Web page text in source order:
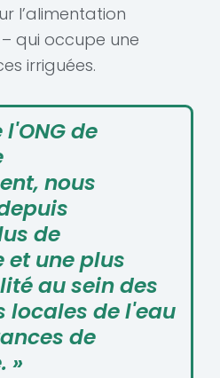
l’alimentation
qui occupe une
irriguées.
de
nous
de
et une plus
au sein des
locales de l'eau
de
»